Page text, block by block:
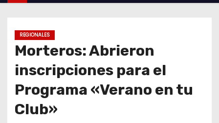
o
REGIONALES
Morteros: Abrieron
inscripciones para el
Programa «Verano en tu
Club»